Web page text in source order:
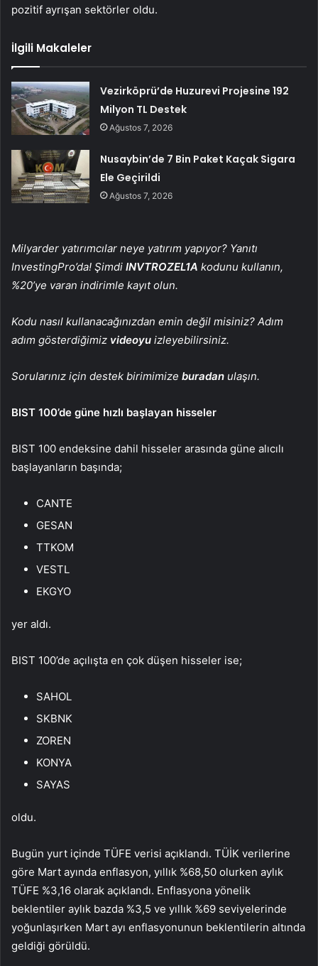
pozitif ayrışan sektörler oldu.
İlgili Makaleler
Vezirköprü’de Huzurevi Projesine 192
Milyon TL Destek
Ağustos 7, 2026
Nusaybin’de 7 Bin Paket Kaçak Sigara
Ele Geçirildi
Ağustos 7, 2026
Milyarder yatırımcılar neye yatırım yapıyor? Yanıtı
InvestingPro’da! Şimdi INVTROZEL1A kodunu kullanın,
%20’ye varan indirimle kayıt olun.
Kodu nasıl kullanacağınızdan emin değil misiniz? Adım
adım gösterdiğimiz videoyu izleyebilirsiniz.
Sorularınız için destek birimimize buradan ulaşın.
BIST 100’de güne hızlı başlayan hisseler
BIST 100 endeksine dahil hisseler arasında güne alıcılı
başlayanların başında;
CANTE
GESAN
TTKOM
VESTL
EKGYO
yer aldı.
BIST 100’de açılışta en çok düşen hisseler ise;
SAHOL
SKBNK
ZOREN
KONYA
SAYAS
oldu.
Bugün yurt içinde TÜFE verisi açıklandı. TÜİK verilerine
göre Mart ayında enflasyon, yıllık %68,50 olurken aylık
TÜFE %3,16 olarak açıklandı. Enflasyona yönelik
beklentiler aylık bazda %3,5 ve yıllık %69 seviyelerinde
yoğunlaşırken Mart ayı enflasyonunun beklentilerin altında
geldiği görüldü.